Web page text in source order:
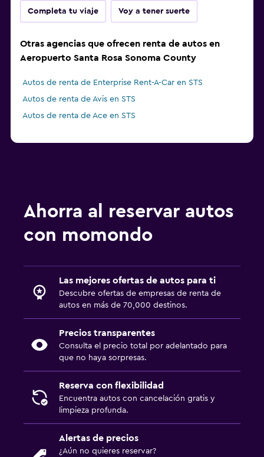
Completa tu viaje Voy a tener suerte
Otras agencias que ofrecen renta de autos en
Aeropuerto Santa Rosa Sonoma County
Autos de renta de Enterprise Rent-A-Car en STS
Autos de renta de Avis en STS
Autos de renta de Ace en STS
Ahorra al reservar autos
con momondo
Las mejores ofertas de autos para ti
Descubre ofertas de empresas de renta de
autos en más de 70,000 destinos.
Precios transparentes
Consulta el precio total por adelantado para
que no haya sorpresas.
Reserva con flexibilidad
Encuentra autos con cancelación gratis y
limpieza profunda.
Alertas de precios
¿Aún no quieres reservar?